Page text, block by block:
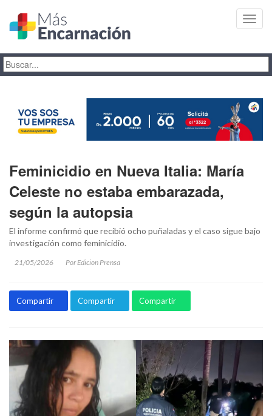
Feminicidio en Nueva Italia: María
Celeste no estaba embarazada,
según la autopsia
El informe confirmó que recibió ocho puñaladas y el caso sigue bajo
investigación como feminicidio.
21/05/2026 Por Edicion Prensa
Compartir Compartir Compartir